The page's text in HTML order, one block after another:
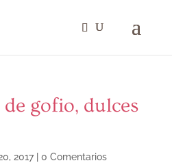
gofio, dulces
2017| 0 Comentarios